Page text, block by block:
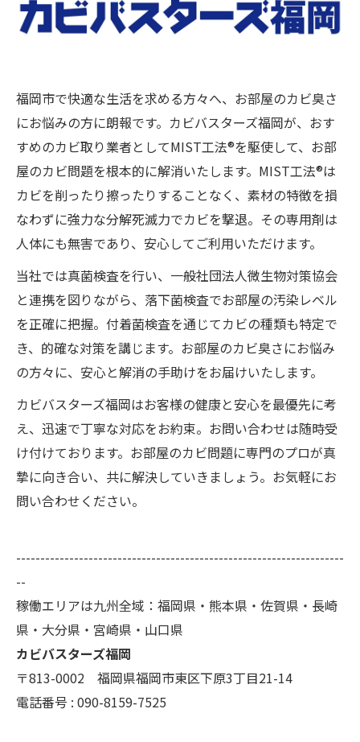
福岡市で快適な生活を求める方々へ、お部屋のカビ臭さ
にお悩みの方に朗報です。カビバスターズ福岡が、おす
すめのカビ取り業者としてMIST工法®を駆使して、お部
屋のカビ問題を根本的に解消いたします。MIST工法®は
カビを削ったり擦ったりすることなく、素材の特徴を損
なわずに強力な分解死滅力でカビを撃退。その専用剤は
人体にも無害であり、安心してご利用いただけます。
当社では真菌検査を行い、一般社団法人微生物対策協会
と連携を図りながら、落下菌検査でお部屋の汚染レベル
を正確に把握。付着菌検査を通じてカビの種類も特定で
き、的確な対策を講じます。お部屋のカビ臭さにお悩み
の方々に、安心と解消の手助けをお届けいたします。
カビバスターズ福岡はお客様の健康と安心を最優先に考
え、迅速で丁寧な対応をお約束。お問い合わせは随時受
け付けております。お部屋のカビ問題に専門のプロが真
摯に向き合い、共に解決していきましょう。お気軽にお
問い合わせください。
--------------------------------------------------------------------
--
稼働エリアは九州全域：福岡県・熊本県・佐賀県・長崎
県・大分県・宮崎県・山口県
カビバスターズ福岡
〒813-0002 福岡県福岡市東区下原3丁目21-14
電話番号 : 090-8159-7525